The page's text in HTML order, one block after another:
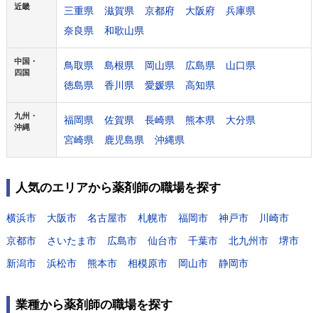
近畿 三重県 滋賀県 京都府 大阪府
兵庫県
奈良県
和歌山県
中国・
四国
鳥取県 島根県 岡山県 広島県
山口県
徳島県
香川県 愛媛県 高知県
九州・
沖縄
福岡県 佐賀県 長崎県 熊本県
大分県
宮崎県
鹿児島県 沖縄県
人気のエリアから薬剤師の職場を探す
横浜市 大阪市 名古屋市 札幌市 福岡市 神戸市
川崎市
京都市
さいたま市 広島市 仙台市 千葉市 北九州市
堺市
新潟市
浜松市 熊本市 相模原市 岡山市 静岡市
業種から薬剤師の職場を探す